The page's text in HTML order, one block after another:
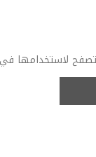
لاستخدامها